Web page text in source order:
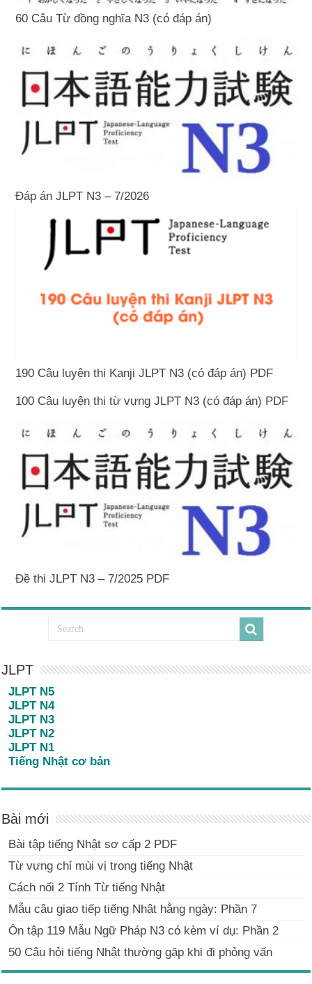
60 Câu Từ đồng nghĩa N3 (có đáp án)
Đáp án JLPT N3 – 7/2026
190 Câu luyện thi Kanji JLPT N3 (có đáp án) PDF
100 Câu luyện thi từ vựng JLPT N3 (có đáp án) PDF
Đề thi JLPT N3 – 7/2025 PDF
JLPT
JLPT N5
JLPT N4
JLPT N3
JLPT N2
JLPT N1
Tiếng Nhật cơ bản
Bài mới
Bài tập tiếng Nhật sơ cấp 2 PDF
Từ vựng chỉ mùi vị trong tiếng Nhật
Cách nối 2 Tính Từ tiếng Nhật
Mẫu câu giao tiếp tiếng Nhật hằng ngày: Phần 7
Ôn tập 119 Mẫu Ngữ Pháp N3 có kèm ví dụ: Phần 2
50 Câu hỏi tiếng Nhật thường gặp khi đi phỏng vấn